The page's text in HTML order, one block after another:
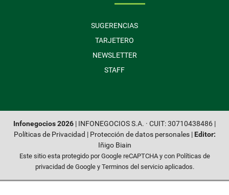
SUGERENCIAS
TARJETERO
NEWSLETTER
STAFF
Infonegocios 2026 | INFONEGOCIOS S.A. · CUIT: 30710438486 |
Políticas de Privacidad | Protección de datos personales| Editor:
Iñigo Biain
Este sitio esta protegido por Google reCAPTCHA y con Políticas de
privacidad de Googley Terminos del servicioaplicados.